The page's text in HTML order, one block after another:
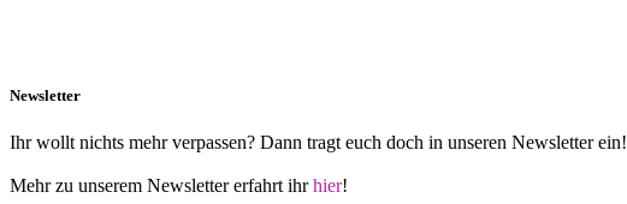
Newsletter
Ihr wollt nichts mehr verpassen? Dann tragt euch doch in unseren Newsletter ein!
Mehr zu unserem Newsletter erfahrt ihrhier!